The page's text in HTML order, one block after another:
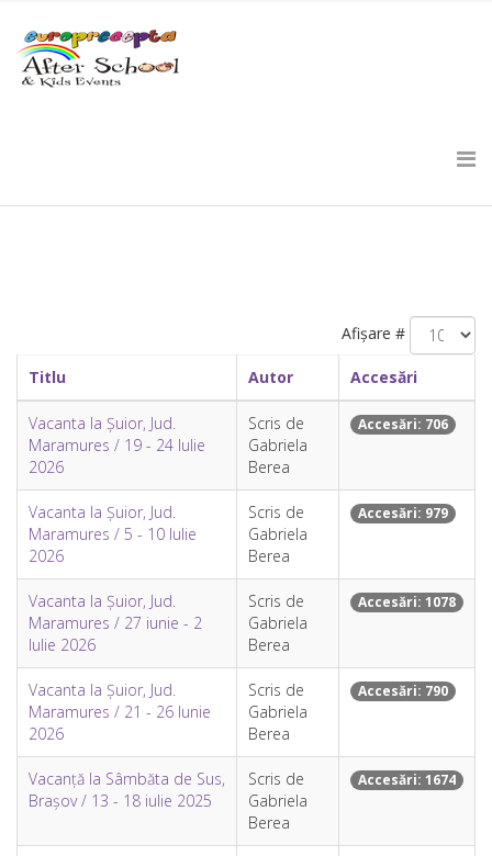
Afișare #
Titlu Autor Accesări
Vacanta la Șuior, Jud.
Maramures / 19 - 24 Iulie
2026
Scris de
Gabriela
Berea
Accesări: 706
Vacanta la Șuior, Jud.
Maramures / 5 - 10 Iulie
2026
Scris de
Gabriela
Berea
Accesări: 979
Vacanta la Șuior, Jud.
Maramures / 27 iunie - 2
Iulie 2026
Scris de
Gabriela
Berea
Accesări: 1078
Vacanta la Șuior, Jud.
Maramures / 21 - 26 Iunie
2026
Scris de
Gabriela
Berea
Accesări: 790
Vacanță la Sâmbăta de Sus,
Brașov / 13 - 18 iulie 2025
Scris de
Gabriela
Berea
Accesări: 1674